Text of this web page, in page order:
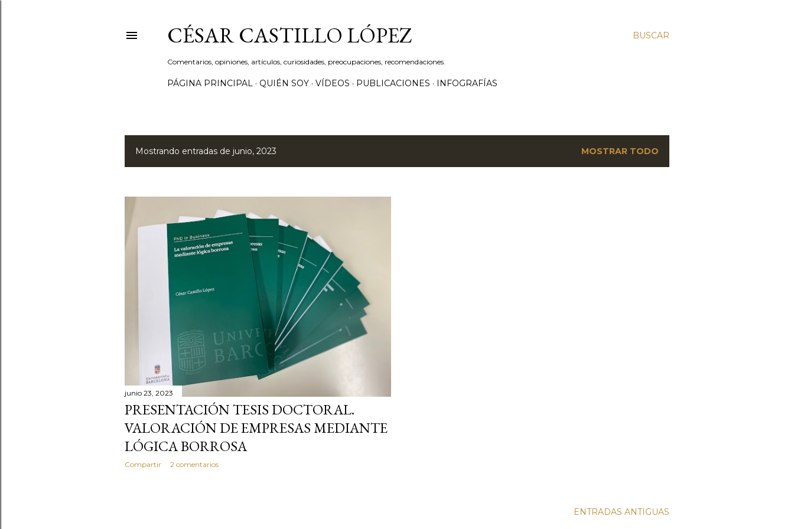
BUSCAR
CÉSAR CASTILLO LÓPEZ
Comentarios, opiniones, artículos, curiosidades, preocupaciones, recomendaciones.
PÁGINA PRINCIPAL QUIÉN SOY VÍDEOS PUBLICACIONES INFOGRAFÍAS
E
r
a
Mostrando entradas de junio, 2023 MOSTRAR TODO
junio 23, 2023
PRESENTACIÓN TESIS DOCTORAL.
VALORACIÓN DE EMPRESAS MEDIANTE
LÓGICA BORROSA
Compartir 2 comentarios
ENTRADAS ANTIGUAS